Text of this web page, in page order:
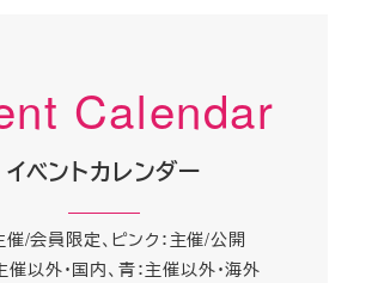
Calendar
イベントカレンダー
催/会員限定、ピンク：主催/公開
催以外・国内、青：主催以外・海外